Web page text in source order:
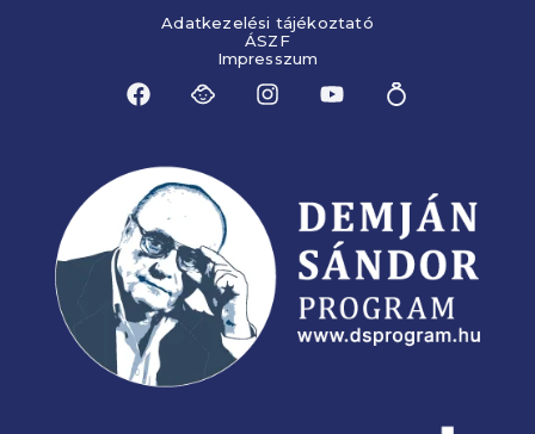
Adatkezelési tájékoztató
ÁSZF
Impresszum